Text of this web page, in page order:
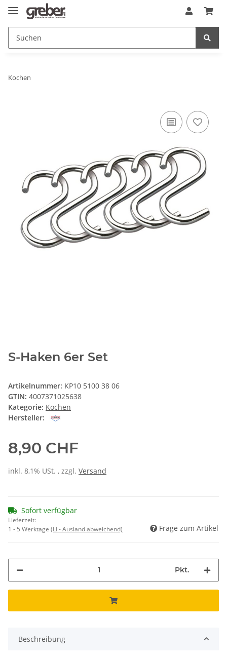
Kochen
S-Haken 6er Set
Artikelnummer: KP10 5100 38 06
GTIN: 4007371025638
Kategorie: Kochen
Hersteller:
8,90 CHF
inkl. 8,1% USt. , zzgl. Versand
Sofort verfügbar
Lieferzeit:
1 - 5 Werktage (LI - Ausland abweichend) Frage zum Artikel
Pkt.
Beschreibung